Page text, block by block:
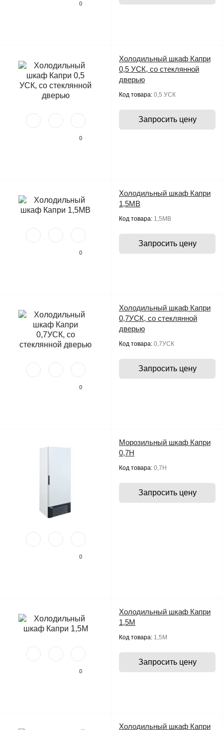
0
0
Холодильный шкаф Капри
0,5 УСК, со стеклянной
дверью
Код товара: 0,5 УСК
Запросить цену
0
Холодильный шкаф Капри
1,5МВ
Код товара: 1,5МВ
Запросить цену
0
Холодильный шкаф Капри
0,7УСК, со стеклянной
дверью
Код товара: 0,7УСК
Запросить цену
0
Морозильный шкаф Капри
0,7Н
Код товара: 0,7Н
Запросить цену
0
Холодильный шкаф Капри
1,5М
Код товара: 1,5М
Запросить цену
Холодильный шкаф Капри